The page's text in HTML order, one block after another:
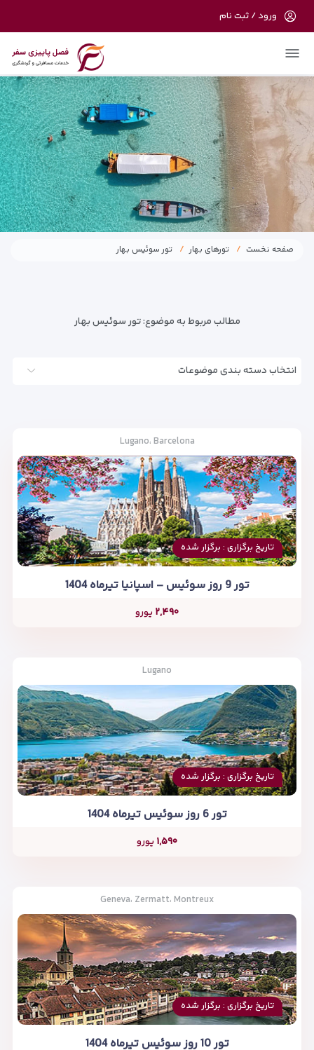
در حال حاضر ارتباط با سرور قطع می باشد لطفا
ورود / ثبت نام
صفحه نخست تورهای بهار تور سوئیس بهار
مطالب مربوط به موضوع:تور سوئیس بهار
انتخاب دسته بندی موضوعات
Lugano، Barcelona
تاریخ برگزاری : برگزار شده
تور 9 روز سوئیس – اسپانیا تیرماه 1404
۲,۴۹۰ یورو
Lugano
تاریخ برگزاری : برگزار شده
تور 6 روز سوئیس تیرماه 1404
۱,۵۹۰ یورو
Geneva، Zermatt، Montreux
تاریخ برگزاری : برگزار شده
تور 10 روز سوئیس تیرماه 1404